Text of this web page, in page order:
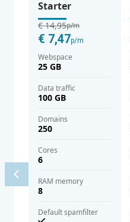
Starter
€ 14,95p/m
€ 7,47p/m
Webspace
25 GB
Data traffic
100 GB
domains
250
cores
6
RAM memory
8
Default spamfilter